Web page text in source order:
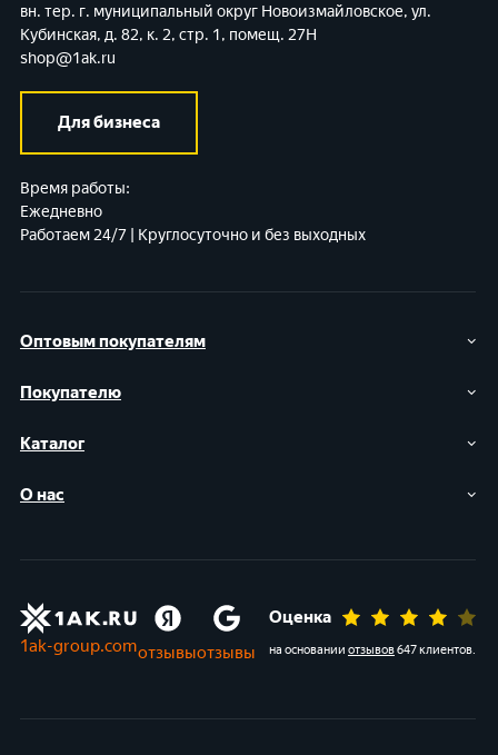
Оптовым покупателям
Покупателю
Каталог
О нас
вн. тер. г. муниципальный округ Новоизмайловское, ул.
Кубинская, д. 82, к. 2, стр. 1, помещ. 27Н
shop@1ak.ru
Для бизнеса
Время работы:
Ежедневно
Работаем 24/7 | Круглосуточно и без выходных
1ak-group.comотзывыотзывы
Оценка
на основании отзывов647 клиентов.